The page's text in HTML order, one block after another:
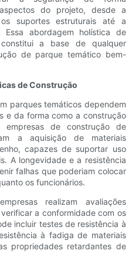
do projeto, desde a
suportes estruturais até a
Essa abordagem holística de
a base de qualquer
de parque temático bem-
de Construção
parques temáticos dependem
e da forma como a construção
de construção de
a aquisição de materiais
capazes de suportar uso
A longevidade e a resistência
falhas que poderiam colocar
os funcionários.
realizam avaliações
a conformidade com os
incluir testes de resistência à
à fadiga de materiais
propriedades retardantes de